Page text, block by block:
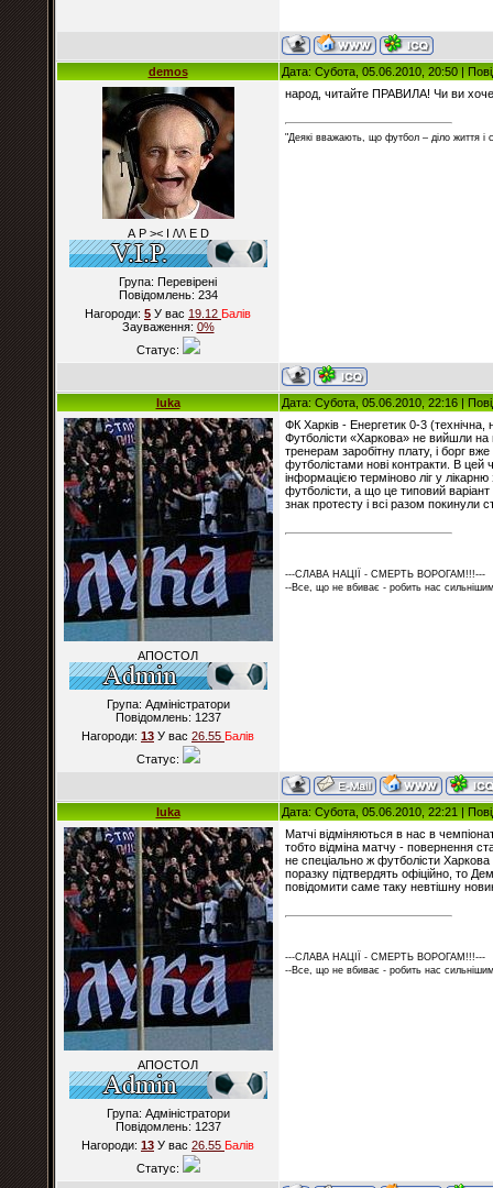
demos Дата: Субота, 05.06.2010, 20:50 |
А Р >< I /\/\ E D
Група: Перевірені
Повідомлень: 234
Нагороди: 5 У вас 19.12 Балiв
Зауваження: 0%
Статус:
народ, читайте ПРАВИЛА! Чи ви
"Деякі вважають, що футбол – діло життя
luka Дата: Субота, 05.06.2010, 22:16 |
АПОСТОЛ
Група: Адміністратори
Повідомлень: 1237
Нагороди: 13 У вас 26.55 Балiв
Статус:
ФК Харків - Енергетик 0-3 (технічна,
Футболісти «Харкова» не вийшли на
тренерам заробітну плату, і борг
футболістами нові контракти. В
інформацією терміново ліг у
футболісти, а що це типовий
знак протесту і всі разом покинули
---СЛАВА НАЦІЇ - СМЕРТЬ ВОРОГАМ!!!---
--Все, що не вбиває - робить нас
luka Дата: Субота, 05.06.2010, 22:21 |
АПОСТОЛ
Група: Адміністратори
Повідомлень: 1237
Нагороди: 13 У вас 26.55 Балiв
Статус:
Матчі відміняються в нас в
тобто відміна матчу - повернення
не спеціально ж футболісти
поразку підтвердять офіційно, то
повідомити саме таку невтішну
---СЛАВА НАЦІЇ - СМЕРТЬ ВОРОГАМ!!!---
--Все, що не вбиває - робить нас